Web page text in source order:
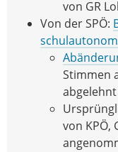
von GR
Von der SPÖ:
Stimmen
abgelehnt
von KPÖ,